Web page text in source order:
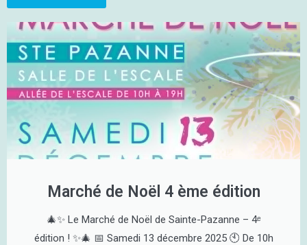
Marché de Noël 4 ème édition
🎄✨ Le Marché de Noël de Sainte-Pazanne – 4ᵉ
édition ! ✨🎄 📅 Samedi 13 décembre 2025 🕙 De 10h